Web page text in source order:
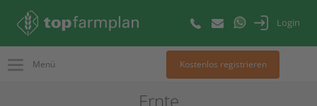
Login
Menü Kostenlos registrieren
Ernte